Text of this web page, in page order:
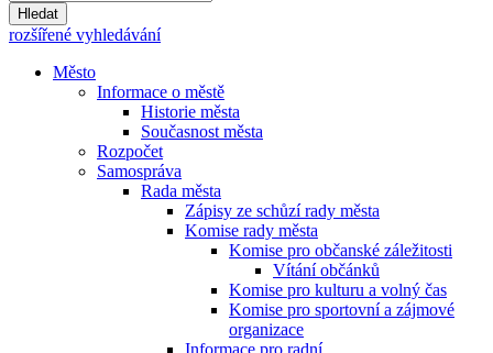
Hledat
rozšířené vyhledávání
Město
Informace o městě
Historie města
Současnost města
Rozpočet
Samospráva
Rada města
Zápisy ze schůzí rady města
Komise rady města
Komise pro občanské záležitosti
Vítání občánků
Komise pro kulturu a volný čas
Komise pro sportovní a zájmové
organizace
Informace pro radní